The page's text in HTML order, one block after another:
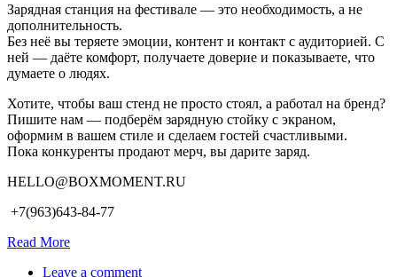
Зарядная станция на фестивале — это необходимость, а не
дополнительность.
Без неё вы теряете эмоции, контент и контакт с аудиторией. С
ней — даёте комфорт, получаете доверие и показываете, что
думаете о людях.
Хотите, чтобы ваш стенд не просто стоял, а работал на бренд?
Пишите нам — подберём зарядную стойку с экраном,
оформим в вашем стиле и сделаем гостей счастливыми.
Пока конкуренты продают мерч, вы дарите заряд.
HELLO@BOXMOMENT.RU
+7(963)643-84-77
Read More
Leave a comment